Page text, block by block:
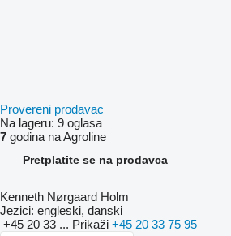
Provereni prodavac
Na lageru: 9 oglasa
7 godina na Agroline
Pretplatite se na prodavca
Kenneth Nørgaard Holm
Jezici: engleski, danski
+45 20 33 ... Prikaži +45 20 33 75 95